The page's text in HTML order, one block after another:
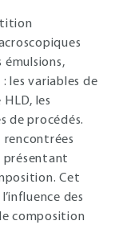
les variables de
les
de procédés.
présentant
Cet
des
composition